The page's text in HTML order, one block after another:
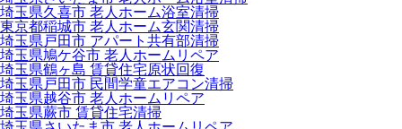
埼玉県久喜市 老人ホーム浴室清掃
東京都稲城市 老人ホーム玄関清掃
埼玉県戸田市 アパート共有部清掃
埼玉県鳩ケ谷市 老人ホームリペア
埼玉県鶴ヶ島 賃貸住宅原状回復
埼玉県戸田市 民間学童エアコン清掃
埼玉県越谷市 老人ホームリペア
埼玉県蕨市 賃貸住宅清掃